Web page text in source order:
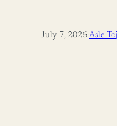
July 7, 2026·Asle